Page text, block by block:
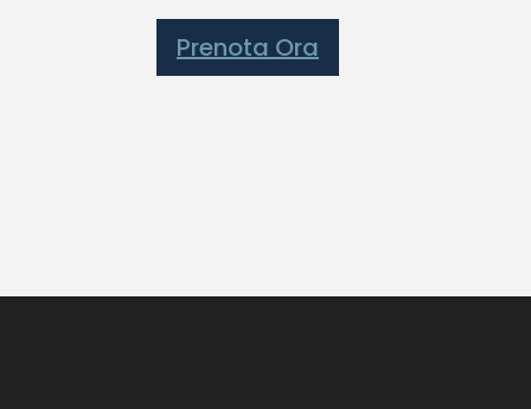
Prenota Ora